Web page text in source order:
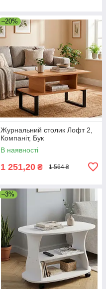
–20%
Журнальний столик Лофт 2,
Компаніт, Бук
В наявності
1 251,20 ₴ 1 564 ₴
–3%